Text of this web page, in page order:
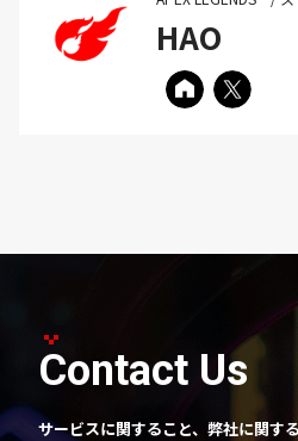
HAO
Contact Us
サービスに関すること、弊社に関する